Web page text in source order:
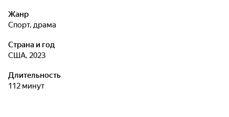
Жанр
спорт, драма
Страна и год
США, 2023
Длительность
112 минут